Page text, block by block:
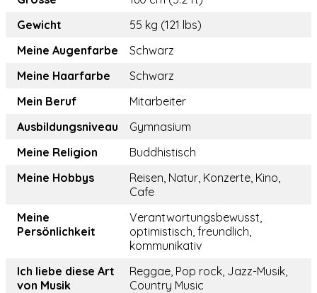
Gewicht
55 kg (121 lbs)
Meine Augenfarbe
Schwarz
Meine Haarfarbe
Schwarz
Mein Beruf
Mitarbeiter
Ausbildungsniveau
Gymnasium
Meine Religion
Buddhistisch
Meine Hobbys
Reisen, Natur, Konzerte, Kino,
Cafe
Meine
Persönlichkeit
Verantwortungsbewusst,
optimistisch, freundlich,
kommunikativ
Ich liebe diese Art
von Musik
Reggae, Pop rock, Jazz-Musik,
Country Music